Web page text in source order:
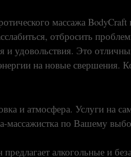
массажа
отбросить
и удовольствия. Это
на новые свершения.
и атмосфера. Услуги на
массажистка по Вашему
алкогольные и